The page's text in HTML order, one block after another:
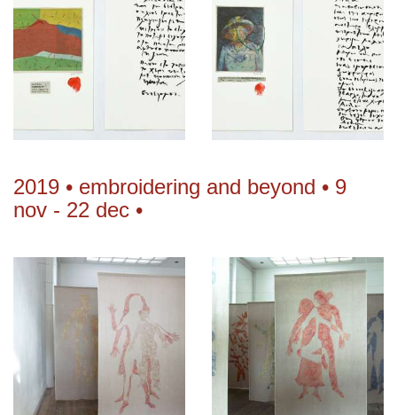
2019 • embroidering and beyond • 9
nov - 22 dec •